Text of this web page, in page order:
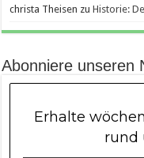
christa Theisen zuHistorie:
Abonniere unseren
Erhalte
rund